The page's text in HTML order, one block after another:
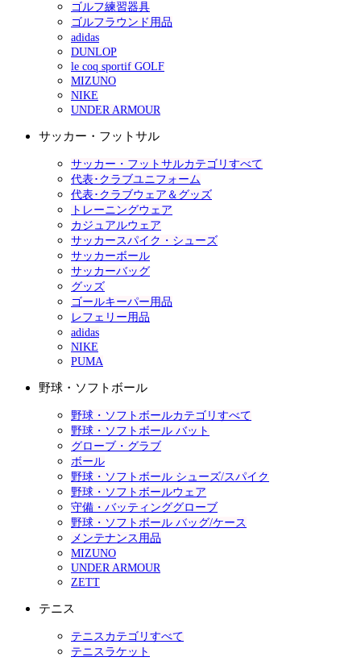
ゴルフ練習器具
ゴルフラウンド用品
adidas
DUNLOP
le coq sportif GOLF
MIZUNO
NIKE
UNDER ARMOUR
サッカー・フットサル
サッカー・フットサルカテゴリすべて
代表･クラブユニフォーム
代表･クラブウェア＆グッズ
トレーニングウェア
カジュアルウェア
サッカースパイク・シューズ
サッカーボール
サッカーバッグ
グッズ
ゴールキーパー用品
レフェリー用品
adidas
NIKE
PUMA
野球・ソフトボール
野球・ソフトボールカテゴリすべて
野球・ソフトボール バット
グローブ・グラブ
ボール
野球・ソフトボール シューズ/スパイク
野球・ソフトボールウェア
守備・バッティンググローブ
野球・ソフトボール バッグ/ケース
メンテナンス用品
MIZUNO
UNDER ARMOUR
ZETT
テニス
テニスカテゴリすべて
テニスラケット